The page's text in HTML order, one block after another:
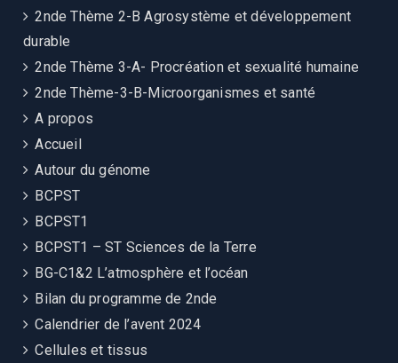
2nde Thème 2-B Agrosystème et développement
durable
2nde Thème 3-A- Procréation et sexualité humaine
2nde Thème-3-B-Microorganismes et santé
A propos
Accueil
Autour du génome
BCPST
BCPST1
BCPST1 – ST Sciences de la Terre
BG-C1&2 L’atmosphère et l’océan
Bilan du programme de 2nde
Calendrier de l’avent 2024
Cellules et tissus